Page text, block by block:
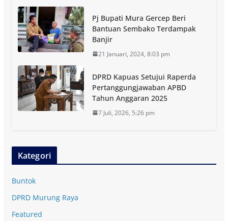
Pj Bupati Mura Gercep Beri
Bantuan Sembako Terdampak
Banjir
21 Januari, 2024, 8:03 pm
DPRD Kapuas Setujui Raperda
Pertanggungjawaban APBD
Tahun Anggaran 2025
7 Juli, 2026, 5:26 pm
Kategori
Buntok
DPRD Murung Raya
Featured